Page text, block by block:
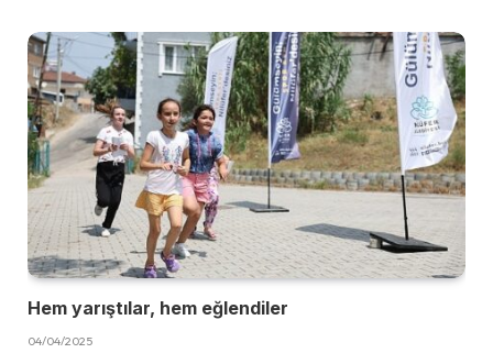
Hem yarıştılar, hem eğlendiler
04/04/2025